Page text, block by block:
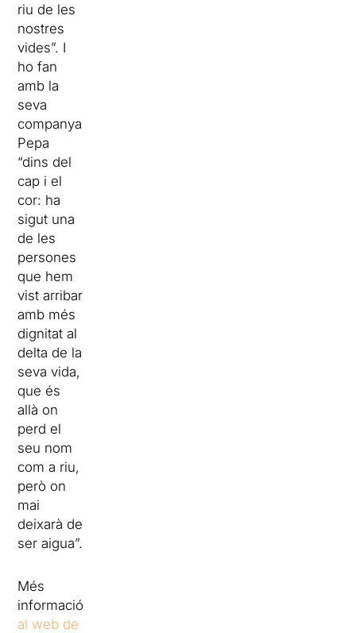
riu de les
nostres
vides”. I
ho fan
amb la
seva
companya
Pepa
“dins del
cap i el
cor: ha
sigut una
de les
persones
que hem
vist arribar
amb més
dignitat al
delta de la
seva vida,
que és
allà on
perd el
seu nom
com a riu,
però on
mai
deixarà de
ser aigua”.
Més
informació
al web de